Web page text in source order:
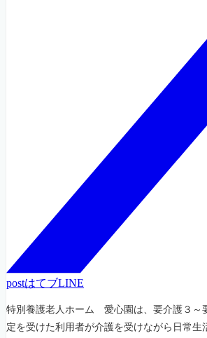
postはてブLINE
特別養護老人ホーム 愛心園は、要介護３～
定を受けた利用者が介護を受けながら日常生